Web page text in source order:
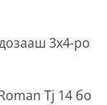
3х4-ро
Tj 14 бо